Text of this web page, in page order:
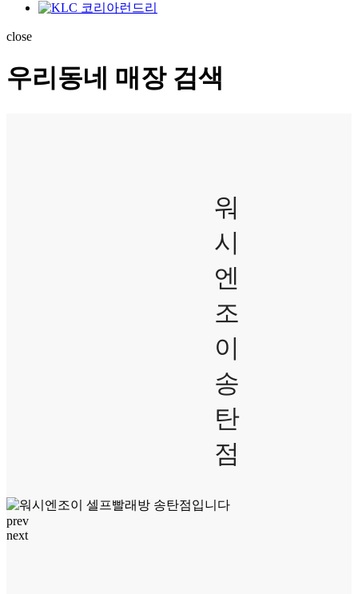
코리아런드리
close
우리동네 매장 검색
워
시
엔
조
이
송
탄
점
prev
next